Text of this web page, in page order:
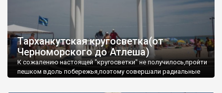
Тарханкутская кругосветка(от
Черноморского до Атлеша)
К сожалению настоящей "кругосветки" не получилось,пройти
пешком вдоль побережья,поэтому совершали радиальные